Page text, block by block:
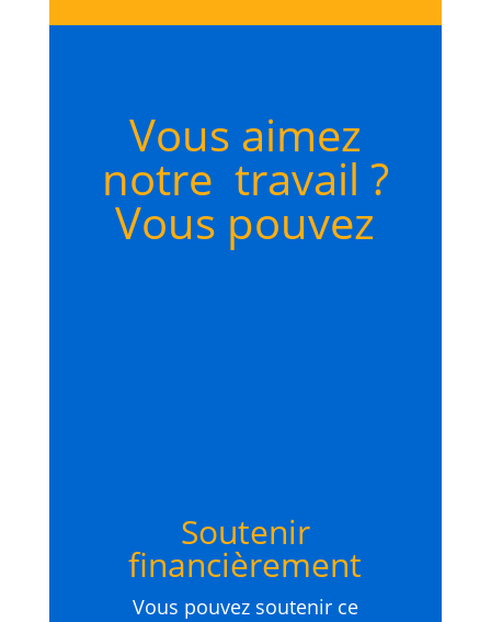
Vous aimez
notre travail ?
Vous pouvez
Soutenir
financièrement
Vous pouvez soutenir ce